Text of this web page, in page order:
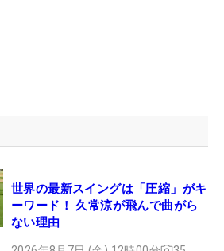
世界の最新スイングは「圧縮」がキ
ーワード！ 久常涼が飛んで曲がら
ない理由